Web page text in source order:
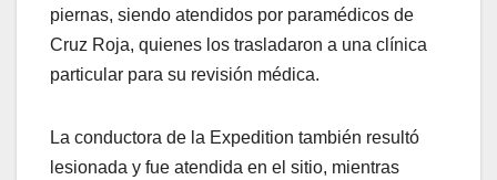
piernas, siendo atendidos por paramédicos de
Cruz Roja, quienes los trasladaron a una clínica
particular para su revisión médica.
La conductora de la Expedition también resultó
lesionada y fue atendida en el sitio, mientras